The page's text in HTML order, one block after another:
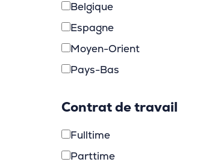
Belgique
Espagne
Moyen-Orient
Pays-Bas
Contrat de travail
Fulltime
Parttime